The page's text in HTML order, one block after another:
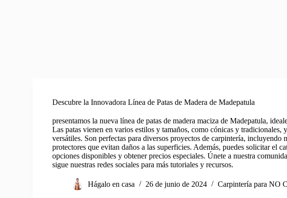
Descubre la Innovadora Línea de Patas de Madera de Madepatula
presentamos la nueva línea de patas de madera maciza de Madepatula,
Las patas vienen en varios estilos y tamaños, como cónicas y tradicionales,
versátiles. Son perfectas para diversos proyectos de carpintería, incluyendo
protectores que evitan daños a las superficies. Además, puedes solicitar el
opciones disponibles y obtener precios especiales. Únete a nuestra
sigue nuestras redes sociales para más tutoriales y recursos.
Hágalo en casa 26 de junio de 2024 Carpintería para NO